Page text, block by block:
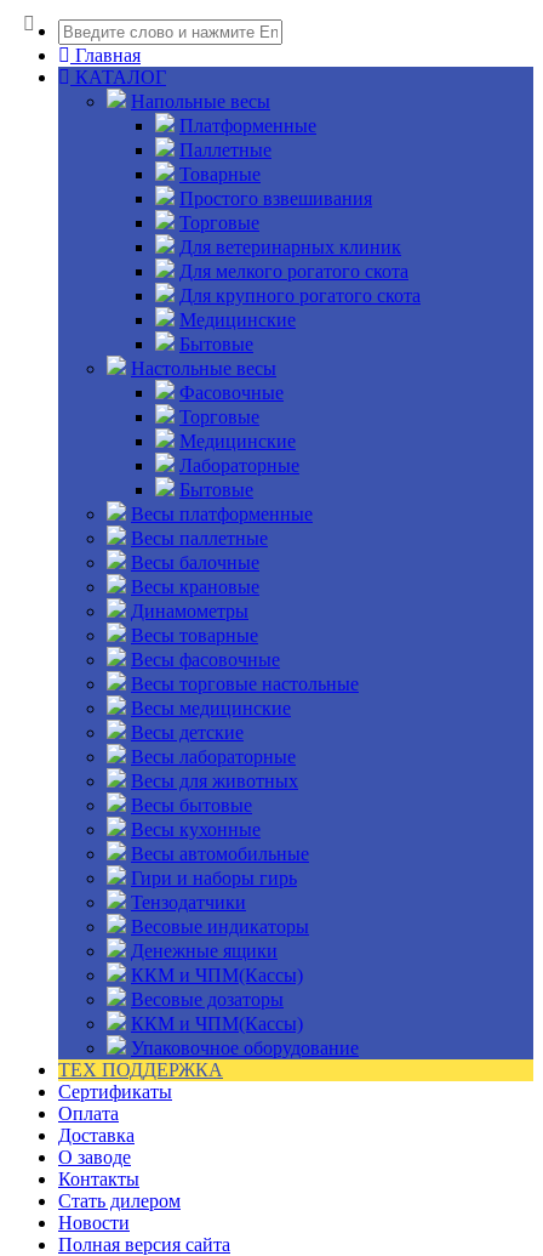
Главная
КАТАЛОГ
Напольные весы
Платформенные
Паллетные
Товарные
Простого взвешивания
Торговые
Для ветеринарных клиник
Для мелкого рогатого скота
Для крупного рогатого скота
Медицинские
Бытовые
Настольные весы
Фасовочные
Торговые
Медицинские
Лабораторные
Бытовые
Весы платформенные
Весы паллетные
Весы балочные
Весы крановые
Динамометры
Весы товарные
Весы фасовочные
Весы торговые настольные
Весы медицинские
Весы детские
Весы лабораторные
Весы для животных
Весы бытовые
Весы кухонные
Весы автомобильные
Гири и наборы гирь
Тензодатчики
Весовые индикаторы
Денежные ящики
ККМ и ЧПМ(Кассы)
Весовые дозаторы
ККМ и ЧПМ(Кассы)
Упаковочное оборудование
ТЕХ ПОДДЕРЖКА
Сертификаты
Оплата
Доставка
О заводе
Контакты
Стать дилером
Новости
Полная версия сайта